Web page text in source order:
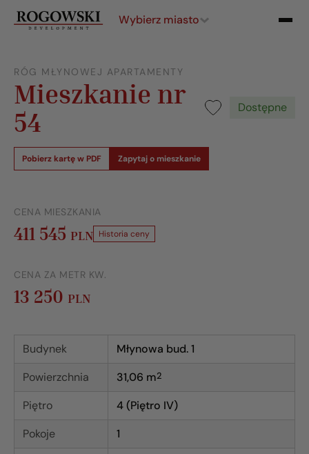
Wybierz miasto
RÓG MŁYNOWEJ APARTAMENTY
Mieszkanie nr
54
Dostępne
Pobierz kartę w PDF Zapytaj o mieszkanie
CENA MIESZKANIA
411 545 PLN Historia ceny
CENA ZA METR KW.
13 250 PLN
Budynek
Młynowa bud. 1
Powierzchnia
31,06 m2
Piętro
4 (Piętro IV)
Pokoje
1